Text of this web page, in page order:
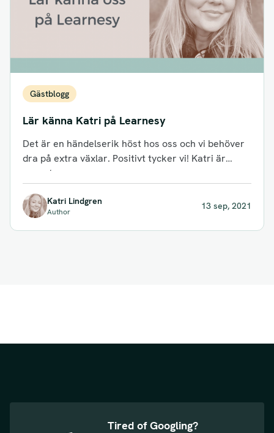
Gästblogg
Lär känna Katri på Learnesy
Det är en händelserik höst hos oss och vi behöver
dra på extra växlar. Positivt tycker vi! Katri är
senast...
Katri Lindgren
Author
13 sep, 2021
Tired of Googling?